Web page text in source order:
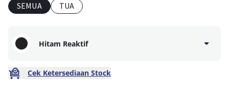
SEMUA TUA
Hitam Reaktif
Cek Ketersediaan Stock